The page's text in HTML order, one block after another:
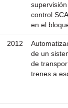
control
en el
2012
de un
de
trenes a